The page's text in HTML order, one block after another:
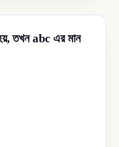
তখন abc এর মান